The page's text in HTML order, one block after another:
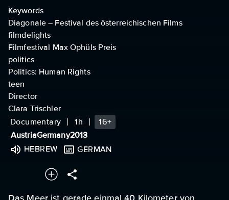
Keywords
Diagonale – Festival des österreichischen Films
filmdelights
Filmfestival Max Ophüls Preis
politics
Politics: Human Rights
teen
Director
Clara Trischler
Documentary
1h
16+
AustriaGermany2013
HEBREW
GERMAN